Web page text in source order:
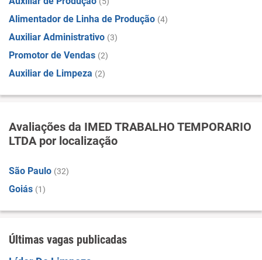
Alimentador de Linha de Produção (4)
Auxiliar Administrativo (3)
Promotor de Vendas (2)
Auxiliar de Limpeza (2)
Avaliações da IMED TRABALHO TEMPORARIO
LTDA por localização
São Paulo (32)
Goiás (1)
Últimas vagas publicadas